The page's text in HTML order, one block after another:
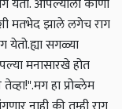
येतो. आपल्याला कोणी
मतभेद झाले लगेच राग
येतो.ह्या सगळ्या
मनासारखे होत
मग हा प्रोब्लेम